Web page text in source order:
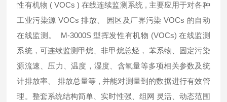
性有机物 ( VOCs ) 在线连续监测系统 , 主要应用于对各种
工业污染源 VOCs 排放、 园区及厂界污染 VOCs 的自动
在线监测。 M-3000S 型挥发性有机物 (VOCs) 在线监测
系统，可连续监测甲烷、非甲烷总烃， 苯系物、固定污染
源流速、压力、温度，湿度、含氧量等多项相关参数及统
计排放率、 排放总量等 , 并能对测量到的数据进行有效管
理。整套系统结构简单、实时性强、组网 灵活、动态范围